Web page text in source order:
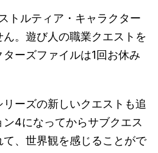
トルティア・キャラクター
。遊び人の職業クエストを
ーズファイルは1回お休み
リーズの新しいクエストも追
4になってからサブクエス
て、世界観を感じることがで